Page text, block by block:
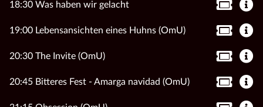
18:30 Was haben wir gelacht
19:00 Lebensansichten eines Huhns (OmU)
20:30 The Invite (OmU)
20:45 Bitteres Fest - Amarga navidad (OmU)